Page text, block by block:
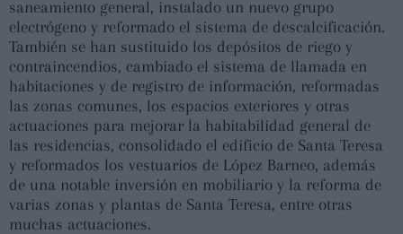
saneamiento general, instalado un nuevo grupo
electrógeno y reformado el sistema de descalcificación.
También se han sustituido los depósitos de riego y
contraincendios, cambiado el sistema de llamada en
habitaciones y de registro de información, reformadas
las zonas comunes, los espacios exteriores y otras
actuaciones para mejorar la habitabilidad general de
las residencias, consolidado el edificio de Santa Teresa
y reformados los vestuarios de López Barneo, además
de una notable inversión en mobiliario y la reforma de
varias zonas y plantas de Santa Teresa, entre otras
muchas actuaciones.